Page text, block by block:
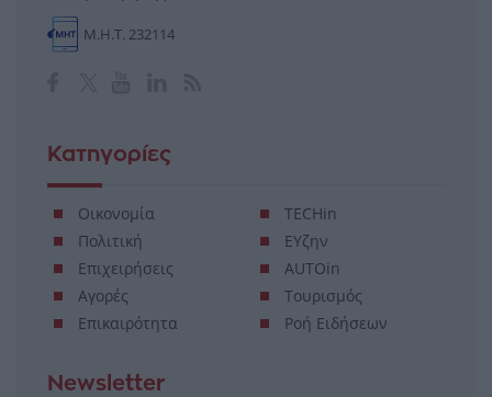
Μ.Η.Τ. 232114
Κατηγορίες
Οικονομία
Πολιτική
Επιχειρήσεις
Αγορές
Επικαιρότητα
TECHin
ΕΥζην
AUTOin
Τουρισμός
Ροή Ειδήσεων
Newsletter